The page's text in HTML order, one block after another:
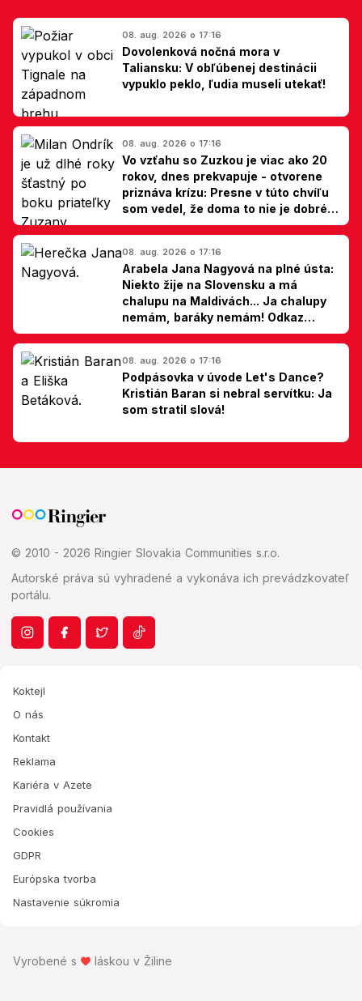
08. aug. 2026 o 17:16
Dovolenková nočná mora v
Taliansku: V obľúbenej destinácii
vypuklo peklo, ľudia museli utekať!
08. aug. 2026 o 17:16
Vo vzťahu so Zuzkou je viac ako 20
rokov, dnes prekvapuje - otvorene
priznáva krízu: Presne v túto chvíľu
som vedel, že doma to nie je dobré,
hovorí Milan Ondrík
08. aug. 2026 o 17:16
Arabela Jana Nagyová na plné ústa:
Niekto žije na Slovensku a má
chalupu na Maldivách... Ja chalupy
nemám, baráky nemám! Odkaz
Slovákom
08. aug. 2026 o 17:16
Podpásovka v úvode Let's Dance?
Kristián Baran si nebral servítku: Ja
som stratil slová!
© 2010 - 2026 Ringier Slovakia Communities s.r.o.
Autorské práva sú vyhradené a vykonáva ich prevádzkovateľ
portálu.
Koktejl
O nás
Kontakt
Reklama
Kariéra v Azete
Pravidlá používania
Cookies
GDPR
Európska tvorba
Nastavenie súkromia
Vyrobené s láskou v Žiline